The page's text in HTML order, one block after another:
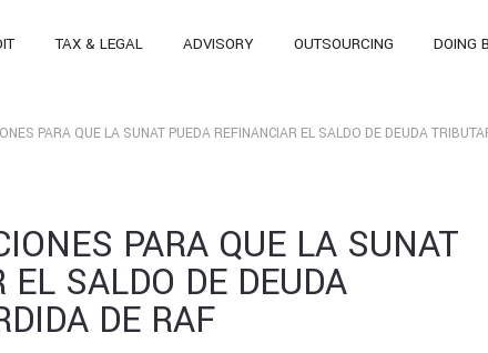
TAX & LEGAL ADVISORY OUTSOURCING DOING
PARA QUE LA SUNAT PUEDA REFINANCIAR EL SALDO DE DEUDA
PARA QUE LA SUNAT
SALDO DE DEUDA
DE RAF